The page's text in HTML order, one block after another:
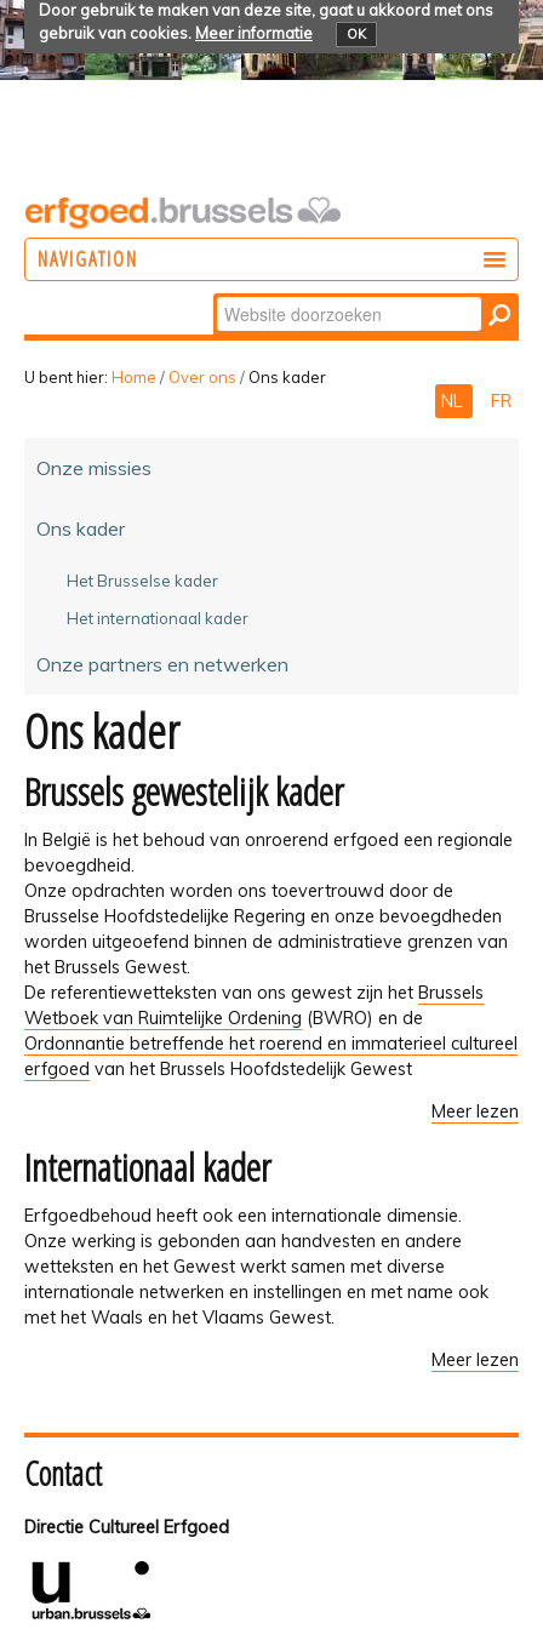
Door gebruik te maken van deze site, gaat u akkoord met ons
gebruik van cookies. Meer informatie OK
NAVIGATION
Zoek
Geavanceerd
zoeken...
U bent hier: Home / Over ons / Ons kader
NL FR
Onze missies
Ons kader
Het Brusselse kader
Het internationaal kader
Onze partners en netwerken
Ons kader
Brussels gewestelijk kader
In België is het behoud van onroerend erfgoed een regionale
bevoegdheid.
Onze opdrachten worden ons toevertrouwd door de
Brusselse Hoofdstedelijke Regering en onze bevoegdheden
worden uitgeoefend binnen de administratieve grenzen van
het Brussels Gewest.
De referentiewetteksten van ons gewest zijn het Brussels
Wetboek van Ruimtelijke Ordening (BWRO) en de
Ordonnantie betreffende het roerend en immaterieel cultureel
erfgoed van het Brussels Hoofdstedelijk Gewest
Meer lezen
Internationaal kader
Erfgoedbehoud heeft ook een internationale dimensie.
Onze werking is gebonden aan handvesten en andere
wetteksten en het Gewest werkt samen met diverse
internationale netwerken en instellingen en met name ook
met het Waals en het Vlaams Gewest.
Meer lezen
Contact
Directie Cultureel Erfgoed